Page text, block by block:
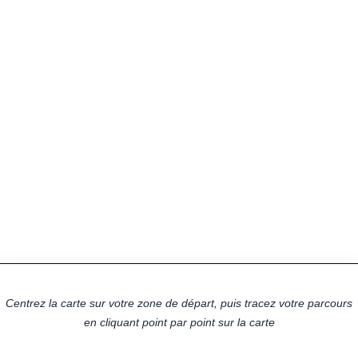
Centrez la carte sur votre zone de départ, puis tracez votre parcours
en cliquant point par point sur la carte